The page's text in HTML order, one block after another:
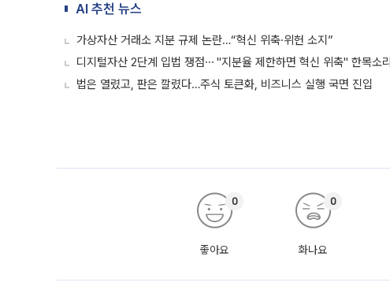
AI 추천 뉴스
가상자산 거래소 지분 규제 논란…“혁신 위축·위헌 소지”
디지털자산 2단계 입법 쟁점⋯ "지분율 제한하면 혁신 위축" 한목소리
법은 열렸고, 판은 깔렸다…주식 토큰화, 비즈니스 실행 국면 진입
좋아요
0
화나요
0